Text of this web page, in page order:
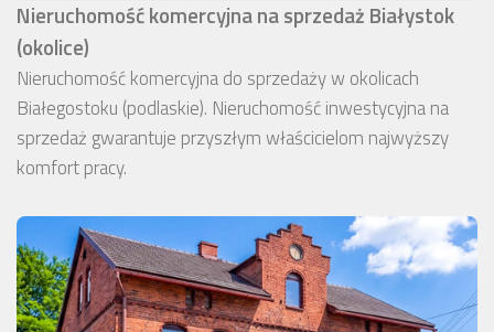
Nieruchomość komercyjna na sprzedaż Białystok
(okolice)
Nieruchomość komercyjna do sprzedaży w okolicach
Białegostoku (podlaskie). Nieruchomość inwestycyjna na
sprzedaż gwarantuje przyszłym właścicielom najwyższy
komfort pracy.